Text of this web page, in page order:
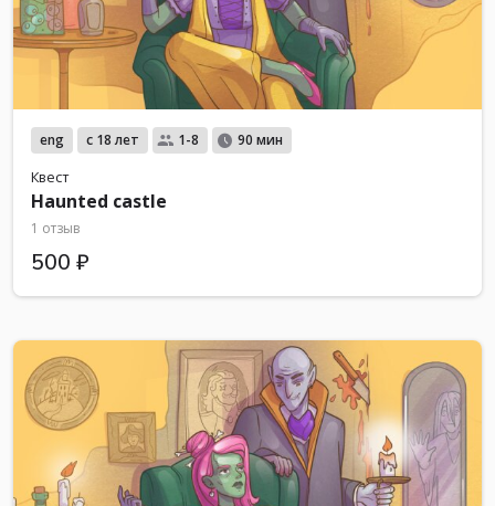
eng с 18 лет 1-8 90 мин
Квест
Haunted castle
1 отзыв
500 ₽